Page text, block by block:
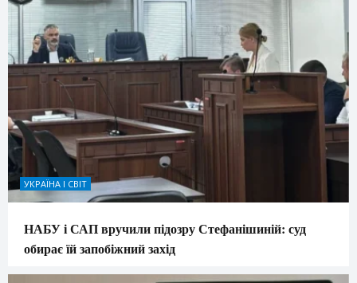
УКРАЇНА І СВІТ
НАБУ і САП вручили підозру Стефанішиній: суд
обирає їй запобіжний захід